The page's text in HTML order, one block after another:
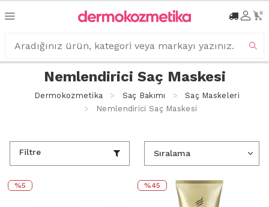
0
Nemlendirici Saç Maskesi
Dermokozmetika Saç Bakımı
Saç Maskeleri
Nemlendirici Saç Maskesi
Filtre
%5 %45